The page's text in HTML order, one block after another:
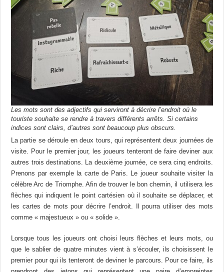
Les mots sont des adjectifs qui serviront à décrire l’endroit où le
touriste souhaite se rendre à travers différents arrêts. Si certains
indices sont clairs, d’autres sont beaucoup plus obscurs.
La partie se déroule en deux tours, qui représentent deux journées de
visite. Pour le premier jour, les joueurs tenteront de faire deviner aux
autres trois destinations. La deuxième journée, ce sera cinq endroits.
Prenons par exemple la carte de Paris. Le joueur souhaite visiter la
célèbre Arc de Triomphe. Afin de trouver le bon chemin, il utilisera les
flèches qui indiquent le point cartésien où il souhaite se déplacer, et
les cartes de mots pour décrire l’endroit. Il pourra utiliser des mots
comme « majestueux » ou « solide ».
Lorsque tous les joueurs ont choisi leurs flèches et leurs mots, ou
que le sablier de quatre minutes vient à s’écouler, ils choisissent le
premier pour qui ils tenteront de deviner le parcours. Pour ce faire, ils